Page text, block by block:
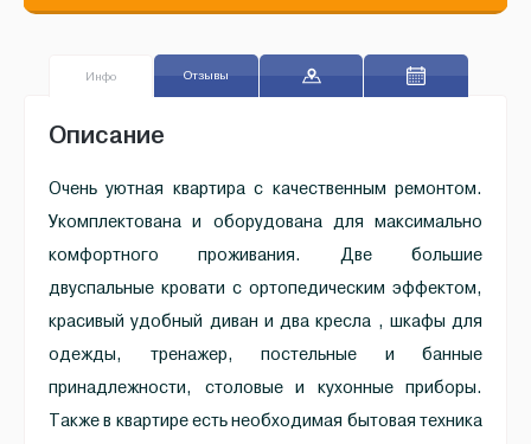
Инфо Отзывы
Описание
Очень уютная квартира с качественным ремонтом.
Укомплектована и оборудована для максимально
комфортного проживания. Две большие
двуспальные кровати с ортопедическим эффектом,
красивый удобный диван и два кресла , шкафы для
одежды, тренажер, постельные и банные
принадлежности, столовые и кухонные приборы.
Также в квартире есть необходимая бытовая техника